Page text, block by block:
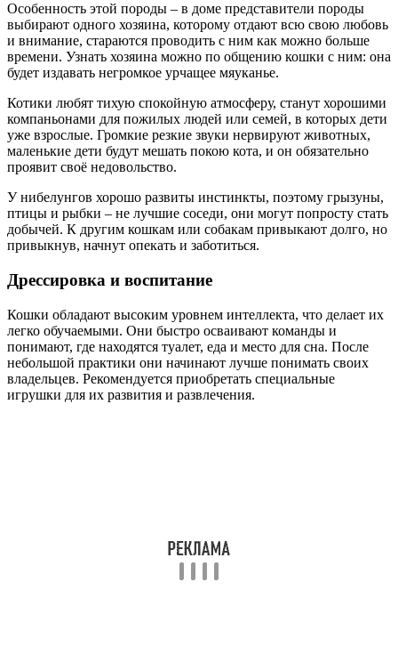
Особенность этой породы – в доме представители породы
выбирают одного хозяина, которому отдают всю свою любовь
и внимание, стараются проводить с ним как можно больше
времени. Узнать хозяина можно по общению кошки с ним: она
будет издавать негромкое урчащее мяуканье.
Котики любят тихую спокойную атмосферу, станут хорошими
компаньонами для пожилых людей или семей, в которых дети
уже взрослые. Громкие резкие звуки нервируют животных,
маленькие дети будут мешать покою кота, и он обязательно
проявит своё недовольство.
У нибелунгов хорошо развиты инстинкты, поэтому грызуны,
птицы и рыбки – не лучшие соседи, они могут попросту стать
добычей. К другим кошкам или собакам привыкают долго, но
привыкнув, начнут опекать и заботиться.
Дрессировка и воспитание
Кошки обладают высоким уровнем интеллекта, что делает их
легко обучаемыми. Они быстро осваивают команды и
понимают, где находятся туалет, еда и место для сна. После
небольшой практики они начинают лучше понимать своих
владельцев. Рекомендуется приобретать специальные
игрушки для их развития и развлечения.